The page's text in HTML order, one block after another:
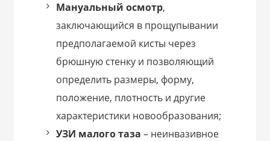
Мануальный осмотр,
заключающийся в прощупывании
предполагаемой кисты через
брюшную стенку и позволяющий
определить размеры, форму,
положение, плотность и другие
характеристики новообразования;
УЗИ малого таза – неинвазивное